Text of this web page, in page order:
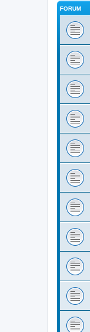
FORUM